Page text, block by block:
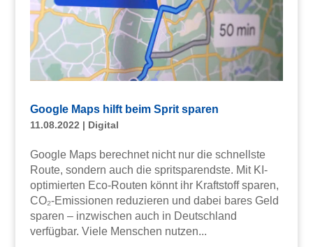
Google Maps hilft beim Sprit sparen
11.08.2022 | Digital
Google Maps berechnet nicht nur die schnellste
Route, sondern auch die spritsparendste. Mit KI-
optimierten Eco-Routen könnt ihr Kraftstoff sparen,
CO₂-Emissionen reduzieren und dabei bares Geld
sparen – inzwischen auch in Deutschland
verfügbar. Viele Menschen nutzen...